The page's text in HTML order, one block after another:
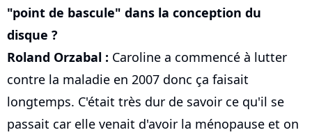
"point de bascule" dans la conception du
disque ?
Roland Orzabal : Caroline a commencé à lutter
contre la maladie en 2007 donc ça faisait
longtemps. C'était très dur de savoir ce qu'il se
passait car elle venait d'avoir la ménopause et on